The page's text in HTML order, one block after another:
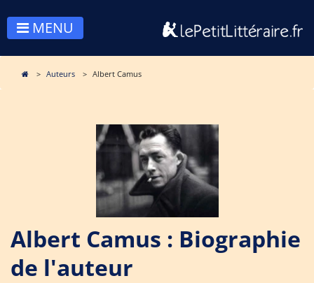
MENU
Auteurs Albert Camus
Albert Camus : Biographie
de l'auteur